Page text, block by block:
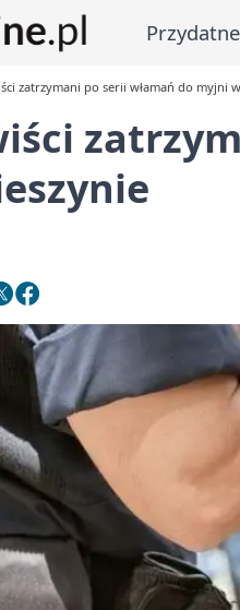
Przydatne
zatrzymani po serii włamań do myjni